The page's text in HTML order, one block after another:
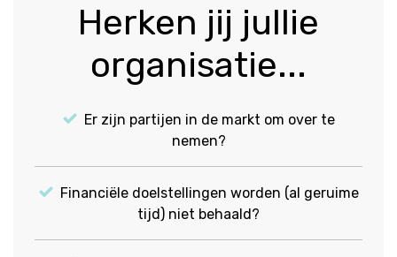
Herken jij jullie
organisatie...
Er zijn partijen in de markt om over te
nemen?
Financiële doelstellingen worden (al geruime
tijd) niet behaald?